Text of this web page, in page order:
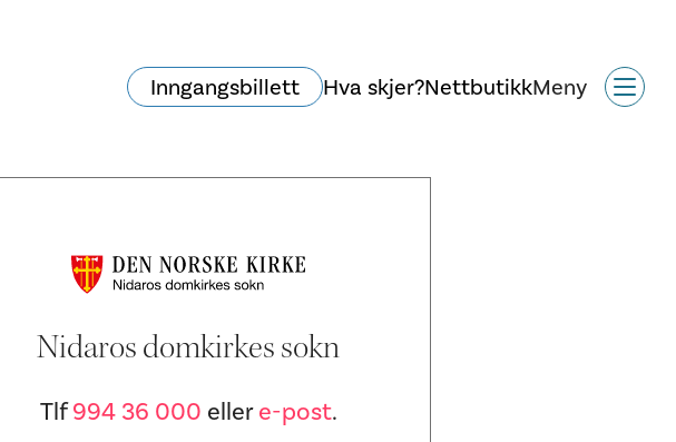
Inngangsbillett Hva skjer?NettbutikkMeny
Nidaros domkirkes sokn
Tlf994 36 000 ellere-post.